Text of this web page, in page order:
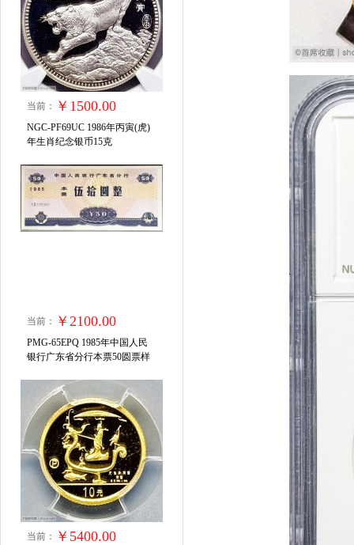
当前： ￥1500.00
NGC-PF69UC 1986年丙寅(虎)
年生肖纪念银币15克
当前： ￥2100.00
PMG-65EPQ 1985年中国人民
银行广东省分行本票50圆票样
当前： ￥5400.00